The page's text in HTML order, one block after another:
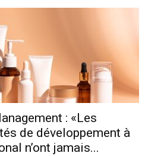
: «Les
de développement à
n’ont jamais...